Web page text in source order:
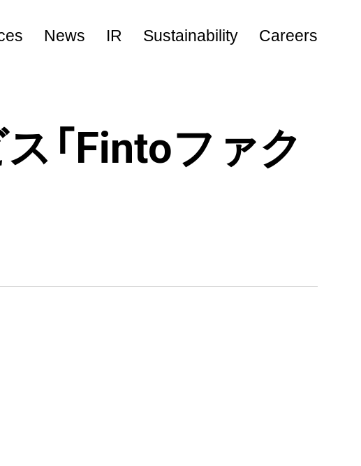
「Fintoファク
News IR Sustainability Careers